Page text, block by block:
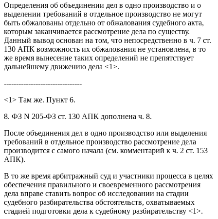
Определения об объединении дел в одно производство и о
выделении требований в отдельное производство не могут
быть обжалованы отдельно от обжалования судебного акта,
которым заканчивается рассмотрение дела по существу.
Данный вывод основан на том, что непосредственно в ч. 7 ст.
130 АПК возможность их обжалования не установлена, в то
же время вынесение таких определений не препятствует
дальнейшему движению дела <1>.
--------------------------------
<1> Там же. Пункт 6.
8. ФЗ N 205-ФЗ ст. 130 АПК дополнена ч. 8.
После объединения дел в одно производство или выделения
требований в отдельное производство рассмотрение дела
производится с самого начала (см. комментарий к ч. 2 ст. 153
АПК).
В то же время арбитражный суд и участники процесса в целях
обеспечения правильного и своевременного рассмотрения
дела вправе ставить вопрос об исследовании на стадии
судебного разбирательства обстоятельств, охватываемых
стадией подготовки дела к судебному разбирательству <1>.